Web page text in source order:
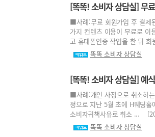
[똑똑! 소비자 상담실] 무
■사례:무료 회원가입 후 결제
가지 컨텐츠 이용이 무료로 이
고 휴대폰인증 작업을 한 뒤
똑똑 소비자 상담실
[똑똑! 소비자 상담실] 예
■사례:개인 사정으로 취소하
정으로 지난 5월 초에 H웨딩
소비자귀책사유로 취소 ...
똑똑 소비자 상담실